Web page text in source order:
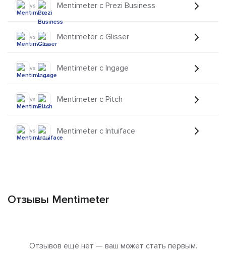
vs Mentimeter с Prezi Business
vs Mentimeter с Glisser
vs Mentimeter с Ingage
vs Mentimeter с Pitch
vs Mentimeter с Intuiface
Отзывы Mentimeter
Отзывов ещё нет — ваш может стать первым.